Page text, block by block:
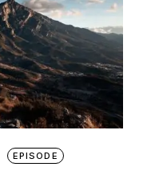
EPISODE